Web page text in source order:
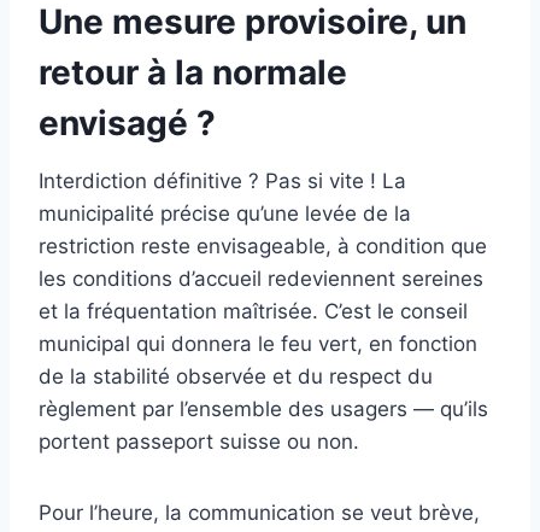
Une mesure provisoire, un
retour à la normale
envisagé ?
Interdiction définitive ? Pas si vite ! La
municipalité précise qu’une levée de la
restriction reste envisageable, à condition que
les conditions d’accueil redeviennent sereines
et la fréquentation maîtrisée. C’est le conseil
municipal qui donnera le feu vert, en fonction
de la stabilité observée et du respect du
règlement par l’ensemble des usagers — qu’ils
portent passeport suisse ou non.
Pour l’heure, la communication se veut brève,